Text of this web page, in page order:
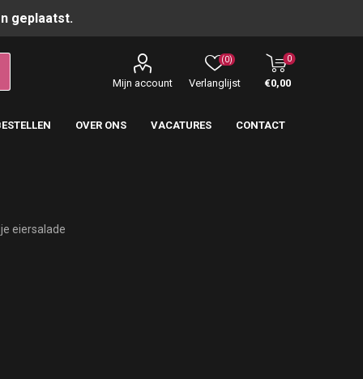
geplaatst.
Mijn account Verlanglijst
(0) 0
€0,00
OVER ONS VACATURES CONTACT
eiersalade